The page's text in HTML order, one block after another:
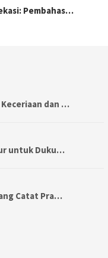
Pembahas…
dan …
untuk Duku…
Catat Pra…